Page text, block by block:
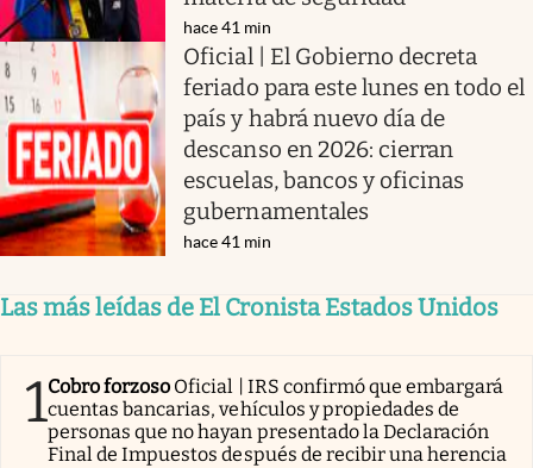
hace 41 min
Oficial | El Gobierno decreta
feriado para este lunes en todo el
país y habrá nuevo día de
descanso en 2026: cierran
escuelas, bancos y oficinas
gubernamentales
hace 41 min
Las más leídas de El Cronista Estados Unidos
1Cobro forzoso Oficial | IRS confirmó que embargará
cuentas bancarias, vehículos y propiedades de
personas que no hayan presentado la Declaración
Final de Impuestos después de recibir una herencia